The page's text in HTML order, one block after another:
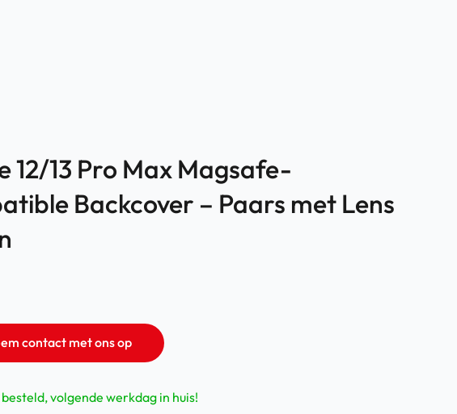
12/13 Pro Max Magsafe-
Backcover – Paars met Lens
contact met ons op
besteld, volgende werkdag in huis!